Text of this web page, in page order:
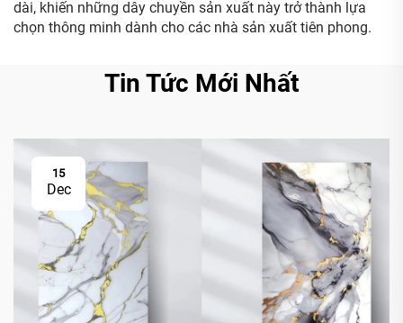
dài, khiến những dây chuyền sản xuất này trở thành lựa
chọn thông minh dành cho các nhà sản xuất tiên phong.
Tin Tức Mới Nhất
15
Dec